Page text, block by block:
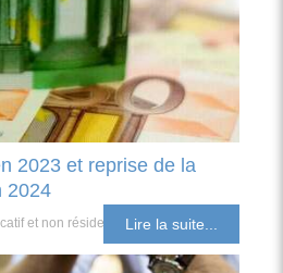
2023 et reprise de la
2024
et non résident Lire la suite...